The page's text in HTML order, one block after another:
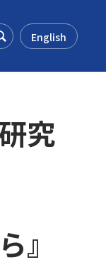
English
究
』